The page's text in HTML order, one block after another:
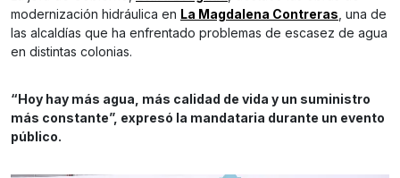
modernización hidráulica en La Magdalena Contreras, una de
las alcaldías que ha enfrentado problemas de escasez de agua
en distintas colonias.
“Hoy hay más agua, más calidad de vida y un suministro
más constante”, expresó la mandataria durante un evento
público.